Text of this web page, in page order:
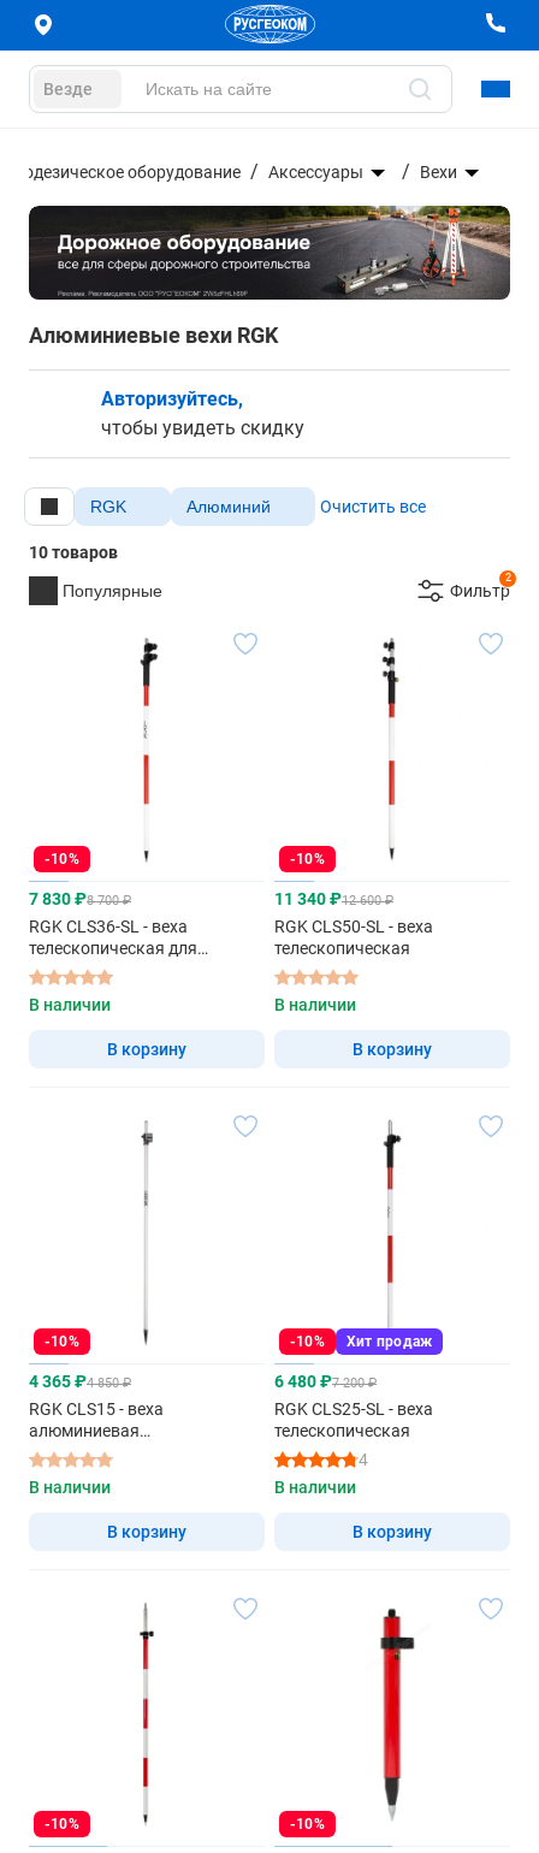
Везде
Геодезическое оборудование Аксессуары Вехи
Алюминиевые вехи RGK
Авторизуйтесь,
чтобы увидеть скидку
RGK Алюминий Очистить все
10 товаров
Популярные
2
Фильтр
-10%
7 830 ₽8 700 ₽
RGK CLS36-SL - веха
телескопическая для
отражателей
В наличии
В корзину
-10%
11 340 ₽12 600 ₽
RGK CLS50-SL - веха
телескопическая
В наличии
В корзину
-10%
4 365 ₽4 850 ₽
RGK CLS15 - веха
алюминиевая
телескопическая
В наличии
В корзину
-10% Хит продаж
6 480 ₽7 200 ₽
RGK CLS25-SL - веха
телескопическая
4
В наличии
В корзину
-10% -10%